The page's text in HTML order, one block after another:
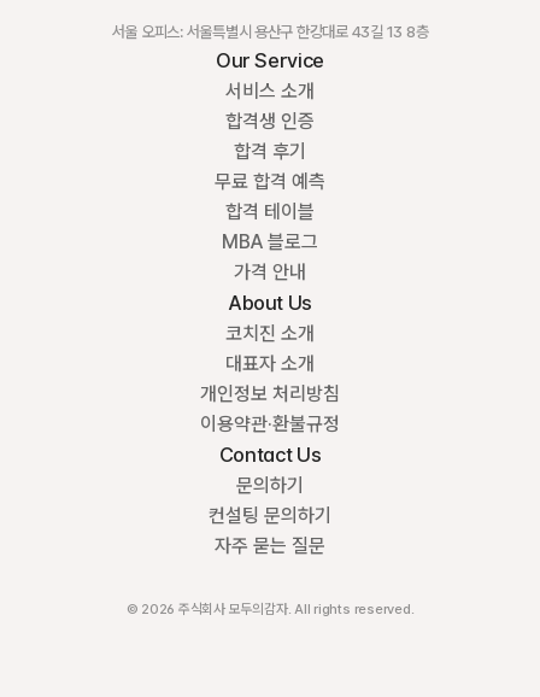
서울 오피스: 서울특별시 용산구 한강대로 43길 13 8층
Our Service
서비스 소개
합격생 인증
합격 후기
무료 합격 예측
합격 테이블
MBA 블로그
가격 안내
About Us
코치진 소개
대표자 소개
개인정보 처리방침
이용약관·환불규정
Contact Us
문의하기
컨설팅 문의하기
자주 묻는 질문
© 2026 주식회사 모두의감자. All rights reserved.